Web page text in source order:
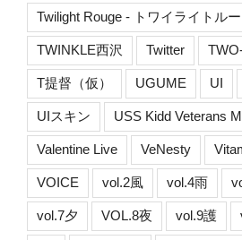
Twilight Rouge - トワイライトル
TWINKLE西沢 Twitter
T提督（仮） UGUME UI
UIスキン USS Kidd Veterans
Valentine Live VeNesty
VOICE vol.2風 vol.4雨
vol.7夕 VOL.8夜 vol.9護